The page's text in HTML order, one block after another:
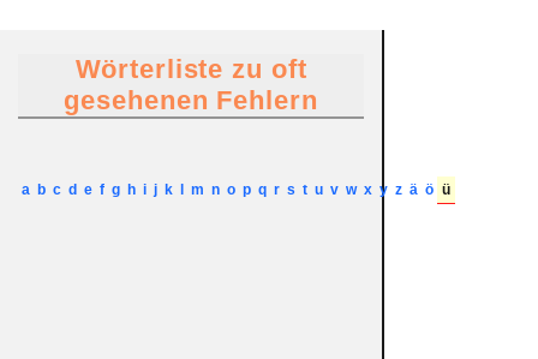
Wörterliste zu oft
gesehenen Fehlern
a b c d e f g h i j k m n o p q r s t u v w x y z ä ö ü